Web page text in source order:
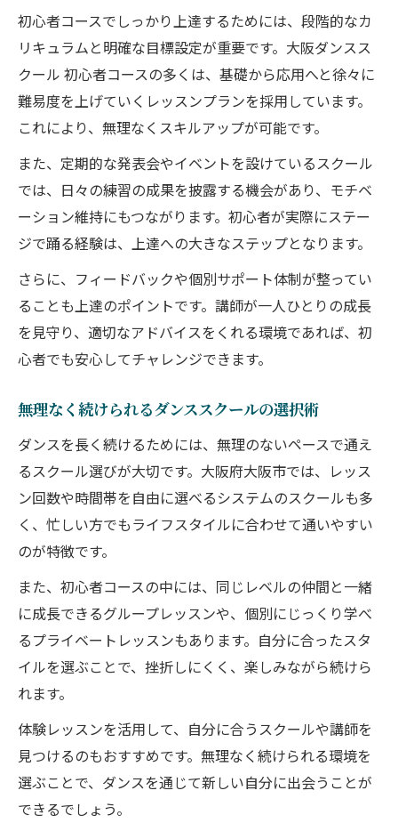
初心者コースでしっかり上達するためには、段階的なカ
リキュラムと明確な目標設定が重要です。大阪ダンスス
クール 初心者コースの多くは、基礎から応用へと徐々に
難易度を上げていくレッスンプランを採用しています。
これにより、無理なくスキルアップが可能です。
また、定期的な発表会やイベントを設けているスクール
では、日々の練習の成果を披露する機会があり、モチベ
ーション維持にもつながります。初心者が実際にステー
ジで踊る経験は、上達への大きなステップとなります。
さらに、フィードバックや個別サポート体制が整ってい
ることも上達のポイントです。講師が一人ひとりの成長
を見守り、適切なアドバイスをくれる環境であれば、初
心者でも安心してチャレンジできます。
無理なく続けられるダンススクールの選択術
ダンスを長く続けるためには、無理のないペースで通え
るスクール選びが大切です。大阪府大阪市では、レッス
ン回数や時間帯を自由に選べるシステムのスクールも多
く、忙しい方でもライフスタイルに合わせて通いやすい
のが特徴です。
また、初心者コースの中には、同じレベルの仲間と一緒
に成長できるグループレッスンや、個別にじっくり学べ
るプライベートレッスンもあります。自分に合ったスタ
イルを選ぶことで、挫折しにくく、楽しみながら続けら
れます。
体験レッスンを活用して、自分に合うスクールや講師を
見つけるのもおすすめです。無理なく続けられる環境を
選ぶことで、ダンスを通じて新しい自分に出会うことが
できるでしょう。